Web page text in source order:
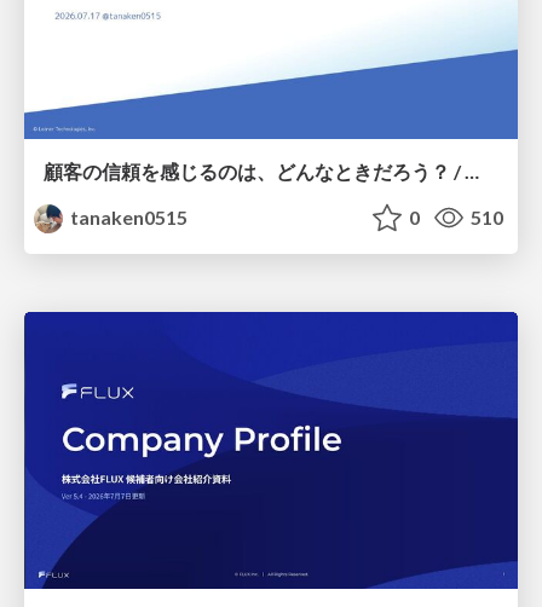
顧客の信頼を感じるのは、どんなときだろう？ / When do you feel a customer's trust?
tanaken0515
0 510